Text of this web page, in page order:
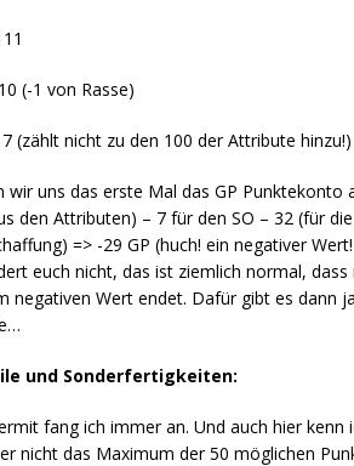
(-1 von Rasse)
(zählt nicht zu den 100 der Attribute hinzu!)
wir uns das erste Mal das GP Punktekonto
den Attributen) – 7 für den SO – 32 (für die
=> -29 GP (huch! ein negativer
euch nicht, das ist ziemlich normal, dass
negativen Wert endet. Dafür gibt es dann
und Sonderfertigkeiten:
fang ich immer an. Und auch hier kenn
nicht das Maximum der 50 möglichen